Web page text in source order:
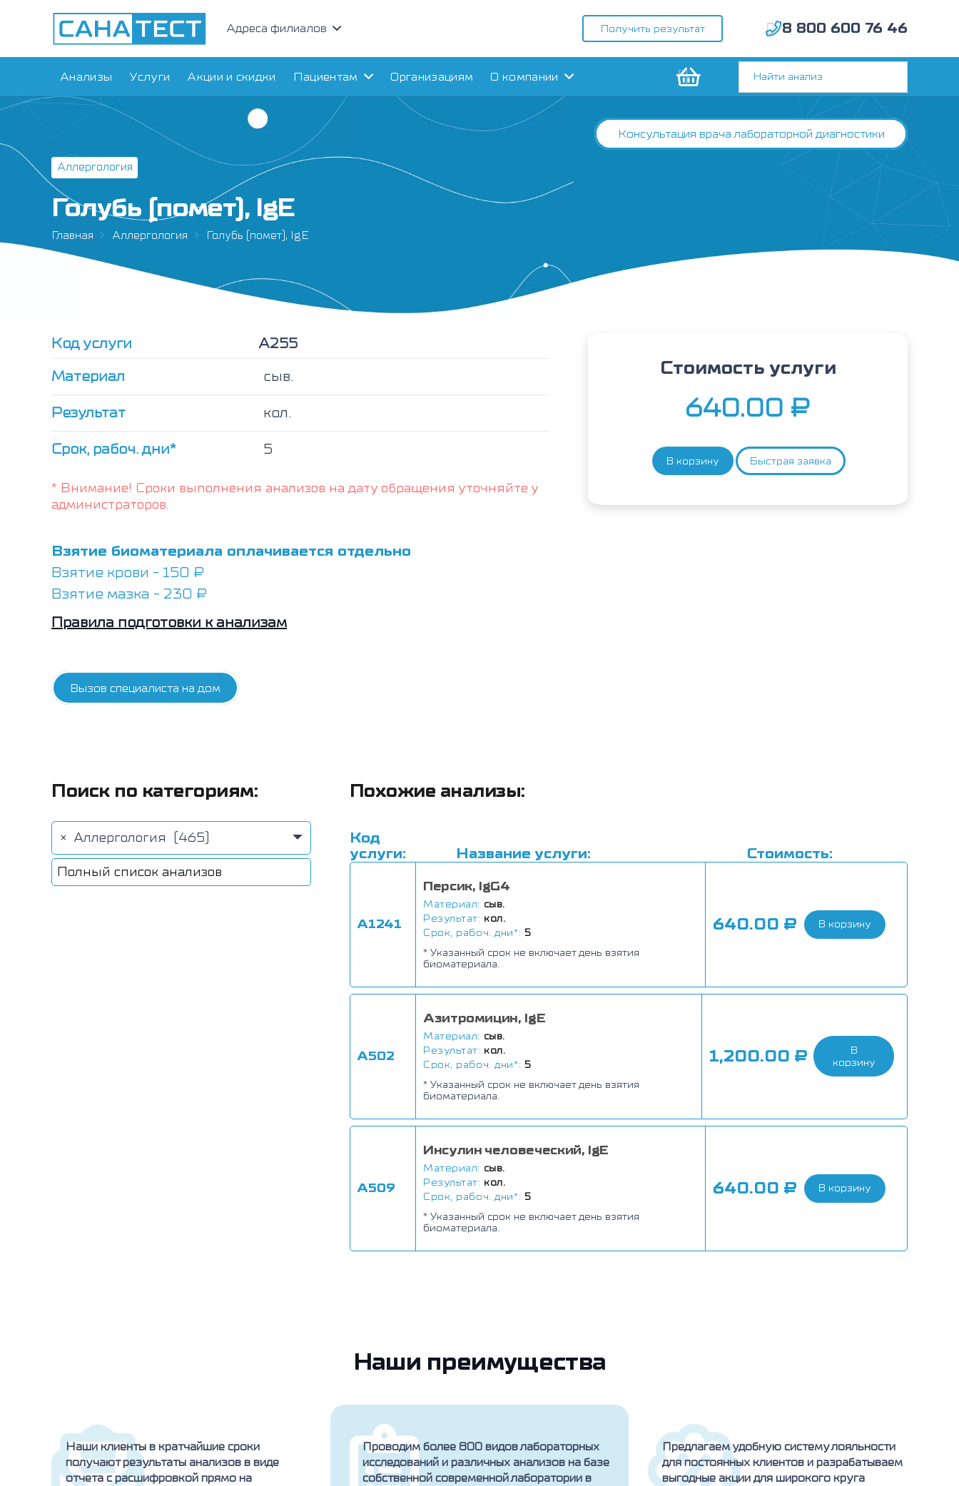
Адреса филиалов Получить результат 8 800 600 76 46
Анализы Услуги Акции и скидки Пациентам Организациям О компании
Консультация врача лабораторной диагностики
Аллергология
Голубь (помет), IgE
Главная Аллергология Голубь (помет), IgE
Код услуги
А255
Материал
сыв.
Результат кол.
Срок, рабоч. дни* 5
* Внимание! Сроки выполнения анализов на дату обращения уточняйте у
администраторов.
Взятие биоматериала оплачивается отдельно
Взятие крови - 150 ₽
Взятие мазка - 230 ₽
Правила подготовки к анализам
Вызов специалиста на дом
Стоимость услуги
640.00 ₽
Количество
Голубь
В корзину Быстрая заявка
Поиск по категориям:
× Аллергология (465)
Полный список анализов
Похожие анализы:
Код
услуги:
Название услуги: Стоимость:
А1241
Персик, IgG4
Материал: сыв.
Результат: кол.
Срок, рабоч. дни*: 5
* Указанный срок не включает день взятия
биоматериала.
640.00 ₽ В корзину
А502
Азитромицин, IgE
Материал: сыв.
Результат: кол.
Срок, рабоч. дни*: 5
* Указанный срок не включает день взятия
биоматериала.
1,200.00 ₽
В
корзину
А509
Инсулин человеческий, IgE
Материал: сыв.
Результат: кол.
Срок, рабоч. дни*: 5
* Указанный срок не включает день взятия
биоматериала.
640.00 ₽ В корзину
Наши преимущества
Наши клиенты в кратчайшие сроки
получают результаты анализов в виде
отчета с расшифровкой прямо на
Проводим более 800 видов лабораторных
исследований и различных анализов на базе
собственной современной лаборатории в
Предлагаем удобную систему лояльности
для постоянных клиентов и разрабатываем
выгодные акции для широкого круга